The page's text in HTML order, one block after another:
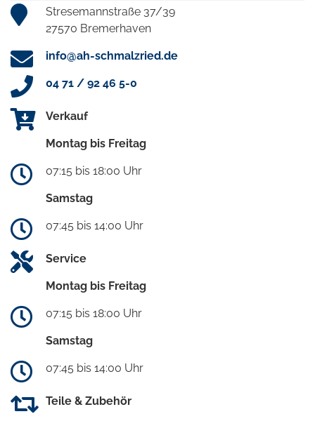
Stresemannstraße 37/39
27570 Bremerhaven
info@ah-schmalzried.de
04 71 / 92 46 5-0
Verkauf
Montag bis Freitag
07:15 bis 18:00 Uhr
Samstag
07:45 bis 14:00 Uhr
Service
Montag bis Freitag
07:15 bis 18:00 Uhr
Samstag
07:45 bis 14:00 Uhr
Teile & Zubehör